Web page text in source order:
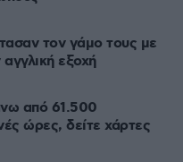
τον γάμο τους με
εξοχή
από 61.500
ώρες, δείτε χάρτες